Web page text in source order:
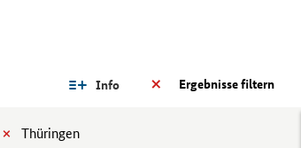
Ergebnisse filtern
Info
Thüringen